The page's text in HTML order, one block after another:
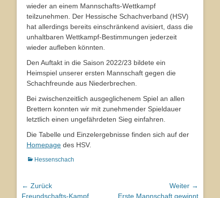
wieder an einem Mannschafts-Wettkampf
teilzunehmen. Der Hessische Schachverband (HSV)
hat allerdings bereits einschränkend avisiert, dass die
unhaltbaren Wettkampf-Bestimmungen jederzeit
wieder aufleben könnten.
Den Auftakt in die Saison 2022/23 bildete ein
Heimspiel unserer ersten Mannschaft gegen die
Schachfreunde aus Niederbrechen.
Bei zwischenzeitlich ausgeglichenem Spiel an allen
Brettern konnten wir mit zunehmender Spieldauer
letztlich einen ungefährdeten Sieg einfahren.
Die Tabelle und Einzelergebnisse finden sich auf der
Homepage des HSV.
Kategorien
Hessenschach
Beitragsnavigation
← Zurück
Vorhergehender
Freundschafts-Kampf
Weiter →
Nächster
Erste Mannschaft gewinnt